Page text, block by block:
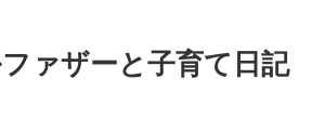
ァザーと子育て日記